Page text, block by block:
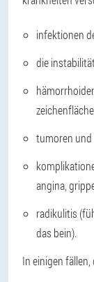
infektionen
die
tumoren
angina,
radikulitis
das bein).
In einigen